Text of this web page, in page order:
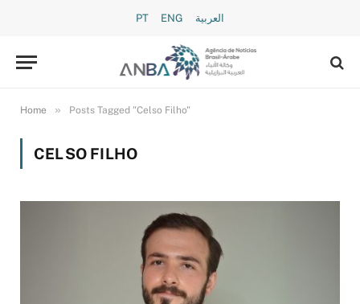
PT ENG العربية
Home » Posts Tagged "Celso Filho"
CELSO FILHO